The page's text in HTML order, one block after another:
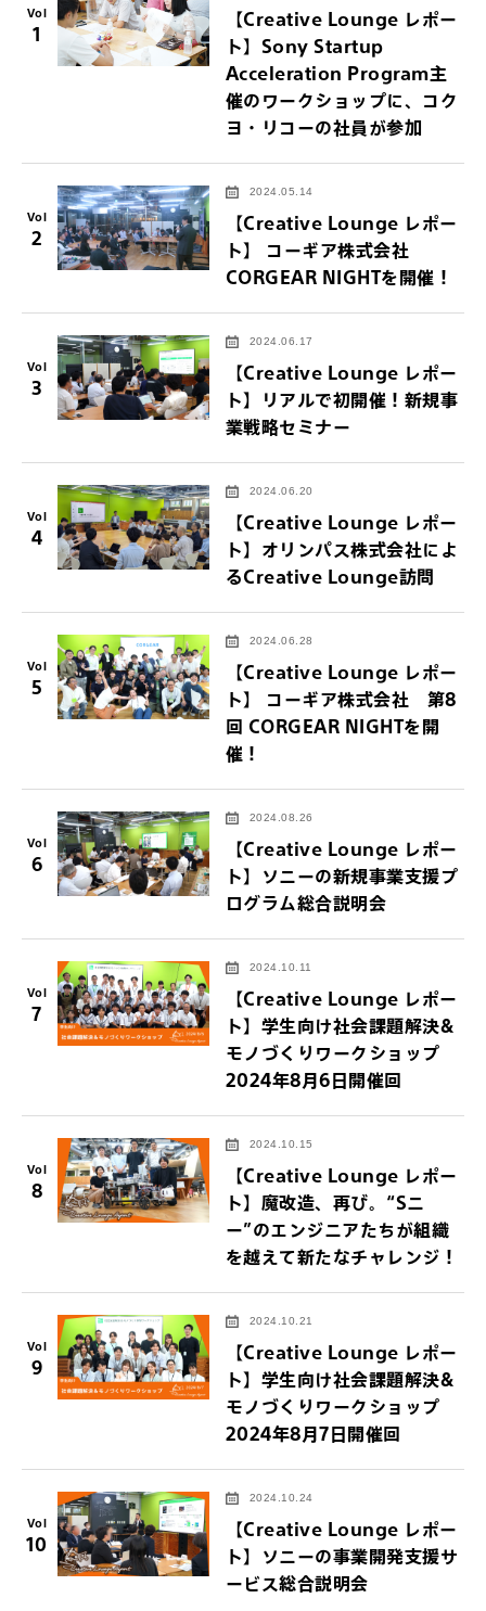
Vol
1
【Creative Lounge レポー
ト】Sony Startup
Acceleration Program主
催のワークショップに、コク
ヨ・リコーの社員が参加
Vol
2
2024.05.14
【Creative Lounge レポー
ト】 コーギア株式会社
CORGEAR NIGHTを開催！
Vol
3
2024.06.17
【Creative Lounge レポー
ト】リアルで初開催！新規事
業戦略セミナー
Vol
4
2024.06.20
【Creative Lounge レポー
ト】オリンパス株式会社によ
るCreative Lounge訪問
Vol
5
2024.06.28
【Creative Lounge レポー
ト】 コーギア株式会社 第8
回 CORGEAR NIGHTを開
催！
Vol
6
2024.08.26
【Creative Lounge レポー
ト】ソニーの新規事業支援プ
ログラム総合説明会
Vol
7
2024.10.11
【Creative Lounge レポー
ト】学生向け社会課題解決&
モノづくりワークショップ
2024年8月6日開催回
Vol
8
2024.10.15
【Creative Lounge レポー
ト】魔改造、再び。“Sニ
ー”のエンジニアたちが組織
を越えて新たなチャレンジ！
Vol
9
2024.10.21
【Creative Lounge レポー
ト】学生向け社会課題解決&
モノづくりワークショップ
2024年8月7日開催回
Vol
10
2024.10.24
【Creative Lounge レポー
ト】ソニーの事業開発支援サ
ービス総合説明会